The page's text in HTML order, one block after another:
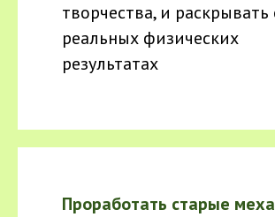
творчества, и раскрывать
реальных физических
результатах
Проработать старые